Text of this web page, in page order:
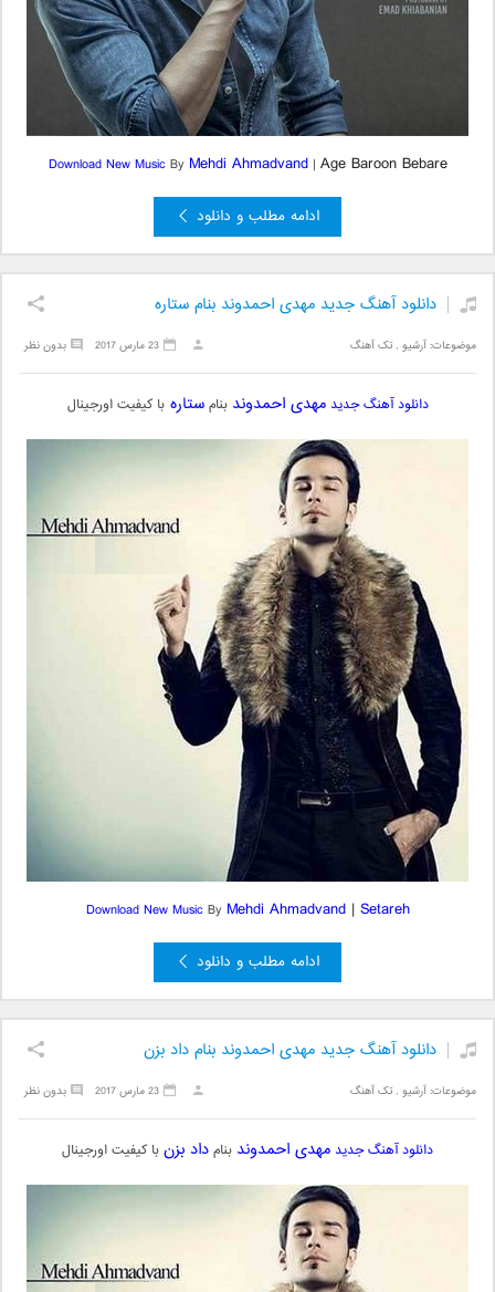
Download New MusicBy Mehdi Ahmadvand| Age Baroon Bebare
ادامه مطلب و دانلود
دانلود آهنگ جدید مهدی احمدوند بنام ستاره
موضوعات:آرشیو ,تک آهنگ بدون نظر 23 مارس 2017
دانلود آهنگ جدید مهدی احمدوند بنامستارهبا کیفیت اورجینال
Download New MusicBy Mehdi Ahmadvand| Setareh
ادامه مطلب و دانلود
دانلود آهنگ جدید مهدی احمدوند بنام داد بزن
موضوعات:آرشیو ,تک آهنگ بدون نظر 23 مارس 2017
دانلود آهنگ جدید مهدی احمدوند بنامداد بزنبا کیفیت اورجینال